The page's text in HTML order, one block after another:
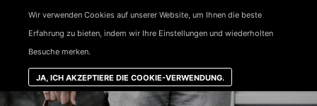
Wir verwenden Cookies auf unserer Website, um Ihnen die beste
Erfahrung zu bieten, indem wir Ihre Einstellungen und wiederholten
Besuche merken.
JA, ICH AKZEPTIERE DIE COOKIE-VERWENDUNG.